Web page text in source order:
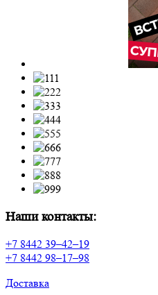
Наши контакты:
+7 8442 39–42–19
+7 8442 98–17–98
Доставка